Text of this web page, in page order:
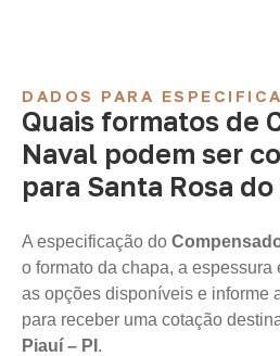
DADOS PARA
Quais formatos de
Naval podem ser
para Santa Rosa do
A especificação do
o formato da chapa, a
as opções disponíveis e informe
para receber uma cotação
Piauí – PI .